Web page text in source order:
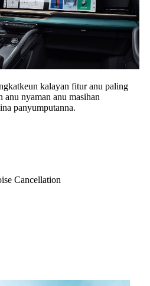
kalayan fitur anu paling
anu nyaman anu masihan
panyumputanna.
Cancellation